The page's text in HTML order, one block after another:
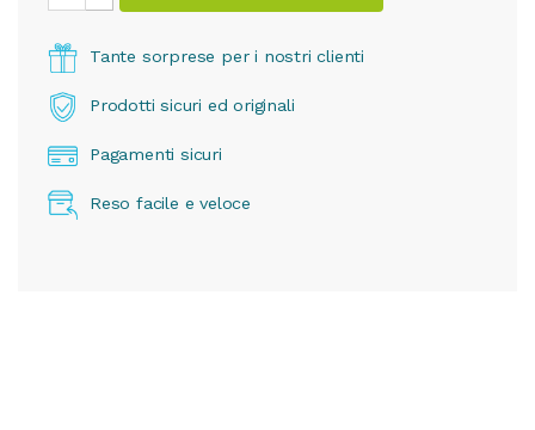
Tante sorprese per i nostri clienti
Prodotti sicuri ed originali
Pagamenti sicuri
Reso facile e veloce